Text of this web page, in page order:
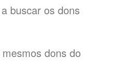
buscar os dons
dons do